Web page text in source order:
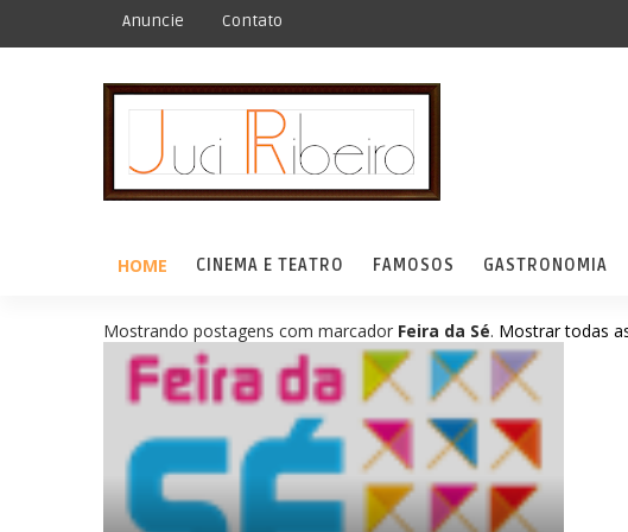
Anuncie Contato
HOME CINEMA E TEATRO FAMOSOS GASTRONOMIA
Mostrando postagens com marcador Feira da Sé. Mostrar todas